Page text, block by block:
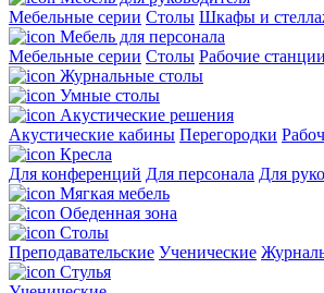
Мебельные серии Столы Шкафы и
Мебель для персонала
Мебельные серии Столы Рабочие станции
Журнальные столы
Умные столы
Акустические решения
Акустические кабины Перегородки
Кресла
Для конференций Для персонала Для
Мягкая мебель
Обеденная зона
Столы
Преподавательские Ученические
Стулья